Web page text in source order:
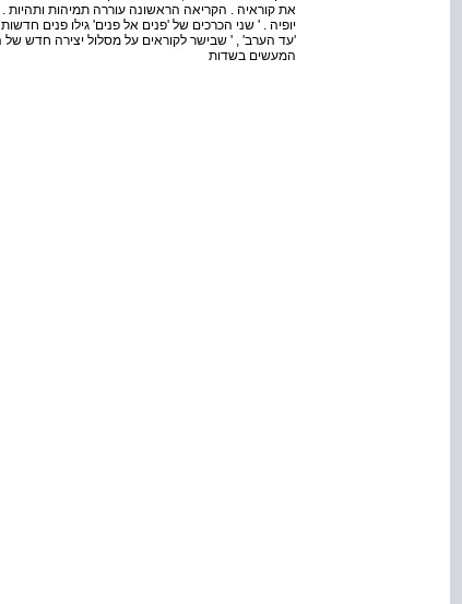
את קוראיה . הקריאה הראשונה עוררה תמיהות ותהיות .
'עד הערב' , ' שבישר לקוראים על מסלול יצירה חדש
המעשים בשדות